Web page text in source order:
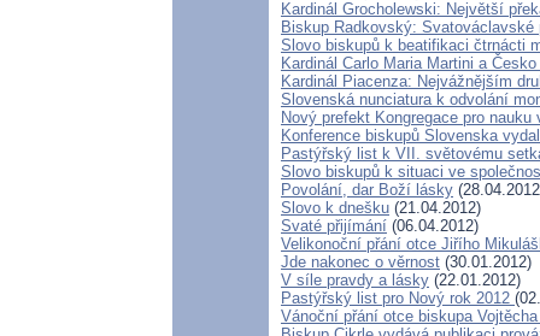
Kardinál Grocholewski: Největší
Biskup Radkovský:
Slovo biskupů k beatifikaci čtrnácti
Kardinál Carlo Maria Martini a
Kardinál Piacenza: Nejvážnějším
Slovenská nunciatura k odvolání
Nový prefekt Kongregace pro nauku
Konference biskupů Slovenska
Pastýřský list k VII. světovému
Slovo biskupů k situaci ve
Povolání, dar Boží lásky
Slovo k dnešku (21.04.2012)
Svaté přijímání (06.04.2012)
Velikonoční přání otce Jiřího
Jde nakonec o věrnost (30.01.2012)
V síle pravdy a lásky (22.01.2012)
Pastýřský list pro Nový rok 2012
Vánoční přání otce biskupa